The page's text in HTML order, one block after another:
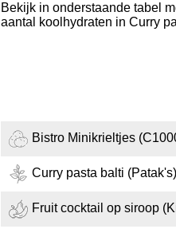
Bekijk in onderstaande tabel
aantal koolhydraten in Curry
Bistro Minikrieltjes
Curry pasta balti (Patak's)
Fruit cocktail op siroop